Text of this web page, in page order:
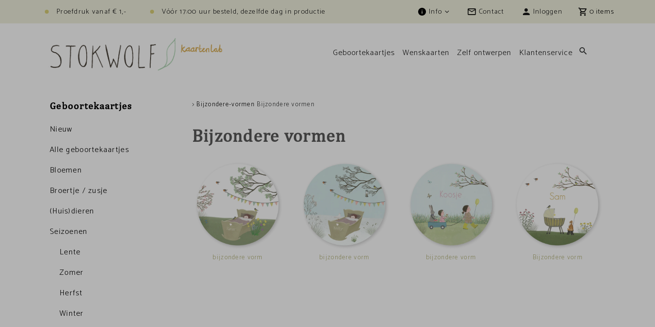
Proefdruk vanaf € 1,- Vóór 17:00 uur besteld, dezelfde dag in productie Info Contact Inloggen 0
Geboortekaartjes Wenskaarten Zelf ontwerpen Klantenservice
Geboortekaartjes
Nieuw
Alle geboortekaartjes
Bloemen
Broertje / zusje
(Huis)dieren
Seizoenen
Lente
Zomer
Herfst
Winter
> Bijzondere-vormen Bijzondere vormen
Bijzondere vormen
bijzondere vorm bijzondere vorm bijzondere vorm Bijzondere vorm